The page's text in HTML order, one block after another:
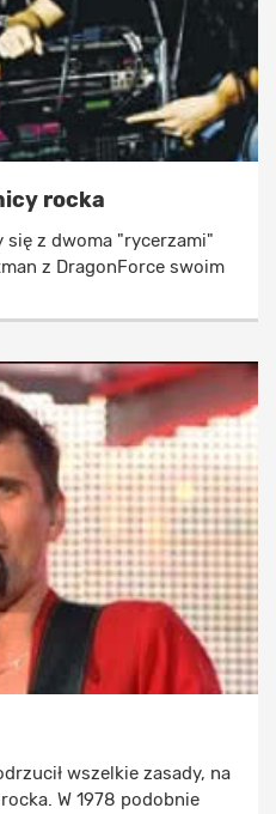
rocka
się z dwoma "rycerzami"
z DragonForce swoim
wszelkie zasady, na
W 1978 podobnie